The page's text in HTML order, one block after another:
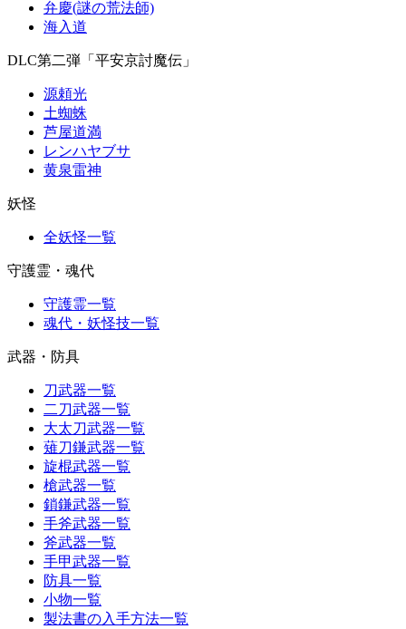
弁慶(謎の荒法師)
海入道
DLC第二弾「平安京討魔伝」
源頼光
土蜘蛛
芦屋道満
レンハヤブサ
黄泉雷神
妖怪
全妖怪一覧
守護霊・魂代
守護霊一覧
魂代・妖怪技一覧
武器・防具
刀武器一覧
二刀武器一覧
大太刀武器一覧
薙刀鎌武器一覧
旋棍武器一覧
槍武器一覧
鎖鎌武器一覧
手斧武器一覧
斧武器一覧
手甲武器一覧
防具一覧
小物一覧
製法書の入手方法一覧